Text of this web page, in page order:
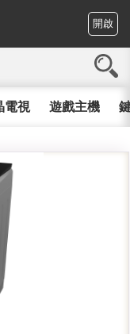
開啟
電視 遊戲主機